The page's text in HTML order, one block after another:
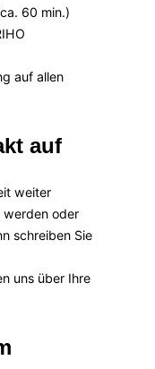
60 min.)
auf allen
auf
weiter
werden oder
schreiben Sie
uns über Ihre